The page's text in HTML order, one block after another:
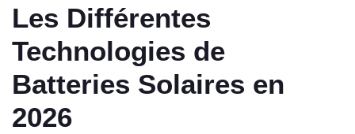
Les Différentes
Technologies de
Batteries Solaires en
2026